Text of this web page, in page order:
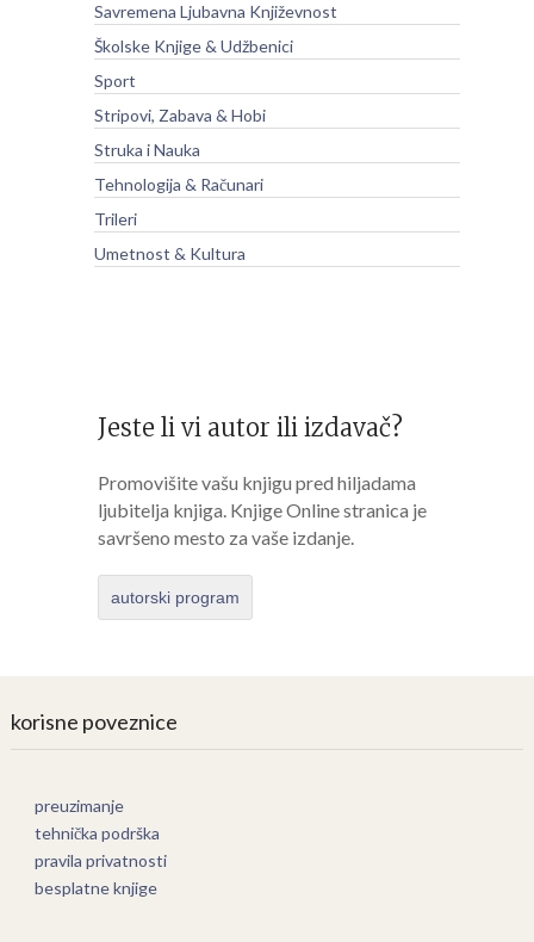
Savremena Ljubavna Književnost
Školske Knjige & Udžbenici
Sport
Stripovi, Zabava & Hobi
Struka i Nauka
Tehnologija & Računari
Trileri
Umetnost & Kultura
Jeste li vi autor ili izdavač?
Promovišite vašu knjigu pred hiljadama
ljubitelja knjiga. Knjige Online stranica je
savršeno mesto za vaše izdanje.
autorski program
korisne poveznice
preuzimanje
tehnička podrška
pravila privatnosti
besplatne knjige